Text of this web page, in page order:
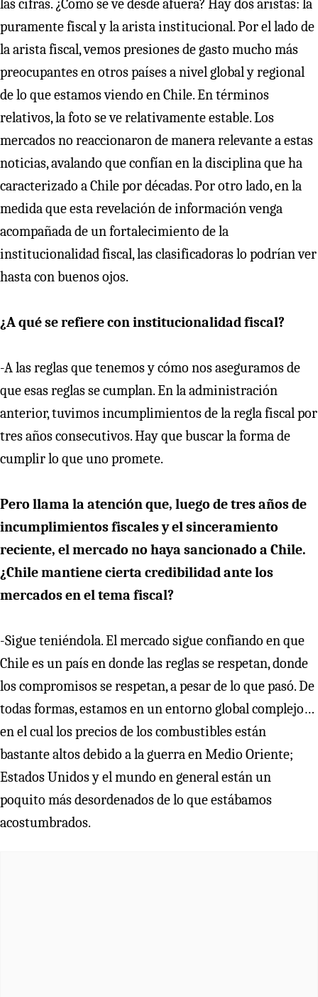
las cifras. ¿Cómo se ve desde afuera? Hay dos aristas: la
puramente fiscal y la arista institucional. Por el lado de
la arista fiscal, vemos presiones de gasto mucho más
preocupantes en otros países a nivel global y regional
de lo que estamos viendo en Chile. En términos
relativos, la foto se ve relativamente estable. Los
mercados no reaccionaron de manera relevante a estas
noticias, avalando que confían en la disciplina que ha
caracterizado a Chile por décadas. Por otro lado, en la
medida que esta revelación de información venga
acompañada de un fortalecimiento de la
institucionalidad fiscal, las clasificadoras lo podrían ver
hasta con buenos ojos.
¿A qué se refiere con institucionalidad fiscal?
-A las reglas que tenemos y cómo nos aseguramos de
que esas reglas se cumplan. En la administración
anterior, tuvimos incumplimientos de la regla fiscal por
tres años consecutivos. Hay que buscar la forma de
cumplir lo que uno promete.
Pero llama la atención que, luego de tres años de
incumplimientos fiscales y el sinceramiento
reciente, el mercado no haya sancionado a Chile.
¿Chile mantiene cierta credibilidad ante los
mercados en el tema fiscal?
-Sigue teniéndola. El mercado sigue confiando en que
Chile es un país en donde las reglas se respetan, donde
los compromisos se respetan, a pesar de lo que pasó. De
todas formas, estamos en un entorno global complejo…
en el cual los precios de los combustibles están
bastante altos debido a la guerra en Medio Oriente;
Estados Unidos y el mundo en general están un
poquito más desordenados de lo que estábamos
acostumbrados.